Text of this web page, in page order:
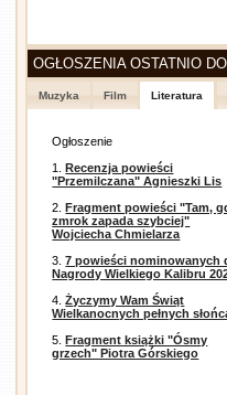
OGŁOSZENIA OSTATNIO
Muzyka Film Literatura
Ogłoszenie
1.Recenzja powieści
"Przemilczana" Agnieszki Lis
2.Fragment powieści "Tam,
zmrok zapada szybciej"
Wojciecha Chmielarza
3.7 powieści nominowanych
Nagrody Wielkiego Kalibru
4.Życzymy Wam Świąt
Wielkanocnych pełnych
5.Fragment książki "Ósmy
grzech" Piotra Górskiego